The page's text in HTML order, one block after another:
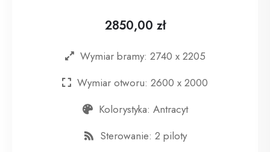
2850,00 zł
Wymiar bramy: 2740 x 2205
Wymiar otworu: 2600 x 2000
Kolorystyka: Antracyt
Sterowanie: 2 piloty